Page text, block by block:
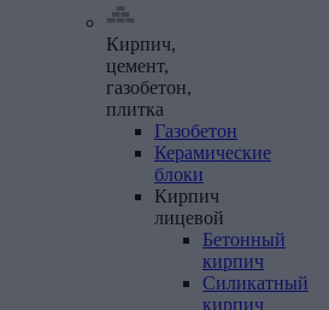
Кирпич,
цемент,
газобетон,
плитка
Газобетон
Керамические
блоки
Кирпич
лицевой
Бетонный
кирпич
Силикатный
кирпич